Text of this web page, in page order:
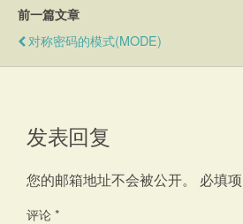
前一篇文章
对称密码的模式(MODE)
发表回复
您的邮箱地址不会被公开。 必填
评论*